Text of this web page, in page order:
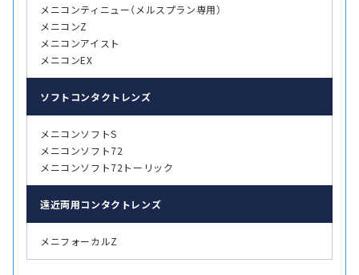
メニコンティニュー（メルスプラン専用）
メニコンZ
メニコンアイスト
メニコンEX
ソフト コンタクトレンズ
メニコンソフトS
メニコンソフト72
メニコンソフト72トーリック
遠近両用コンタクトレンズ
メニフォーカルZ